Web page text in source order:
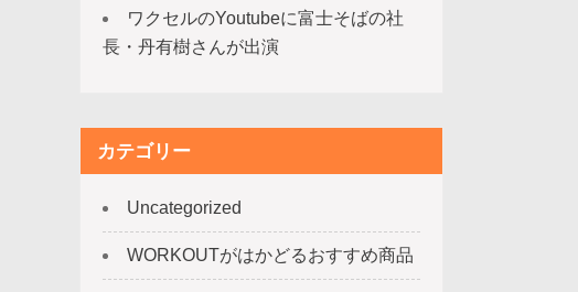
ワクセルのYoutubeに富士そばの社
長・丹有樹さんが出演
カテゴリー
Uncategorized
WORKOUTがはかどるおすすめ商品